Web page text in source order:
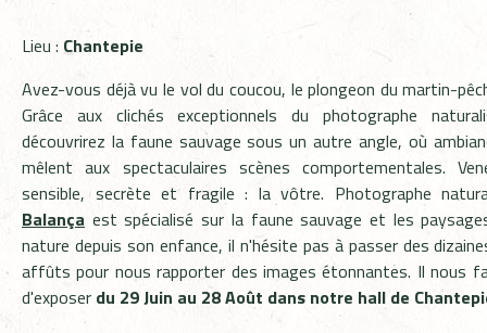
Lieu : Chantepie
Avez-vous déjà vu le vol du coucou, le plongeon du martin-
Grâce aux clichés exceptionnels du photographe
découvrirez la faune sauvage sous un autre angle, où
mêlent aux spectaculaires scènes comportementales.
sensible, secrète et fragile : la vôtre. Photographe
Balança est spécialisé sur la faune sauvage et les
nature depuis son enfance, il n'hésite pas à passer des
affûts pour nous rapporter des images étonnantes. Il nous
d'exposer du 29 Juin au 28 Août dans notre hall de